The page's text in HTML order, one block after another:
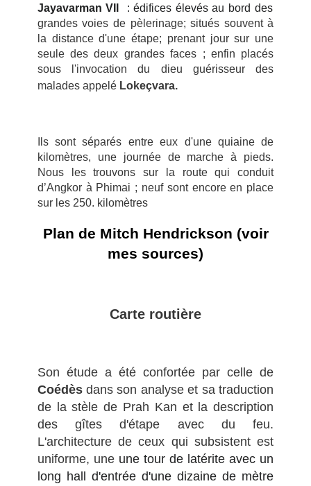
Jayavarman VII
: édifices élevés au bord des
grandes voies de pèlerinage; situés souvent à
la distance d'une étape; prenant jour sur une
seule des deux grandes faces ; enfin placés
sous l'invocation du dieu guérisseur des
malades appelé Lokeçvara.
Ils sont séparés entre eux d'une quiaine de
kilomètres, une journée de marche à pieds.
Nous les trouvons sur la route qui conduit
d’Angkor à Phimai ; neuf sont encore en place
sur les 250. kilomètres
Plan de Mitch Hendrickson (voir
mes sources)
Carte routière
Son étude a été confortée par celle de
Coédèsdans son analyse et sa traduction
de la stèle de Prah Kan et la description
des gîtes d'étape avec du feu.
L'architecture de ceux qui subsistent est
uniforme, une une tour de latérite avec un
long hall d'entrée d'une dizaine de mètre